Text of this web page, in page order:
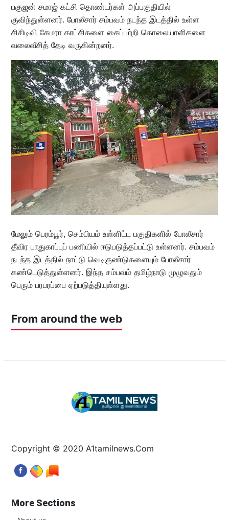
பகுஜன் சமாஜ் கட்சி தொண்டர்கள் அப்பகுதியில்
குவிந்துள்ளனர். போலீசார் சம்பவம் நடந்த இடத்தில் உள்ள
சிசிடிவி கேமரா காட்சிகளை கைப்பற்றி கொலையாளிகளை
வலைவீசித் தேடி வருகின்றனர்.
மேலும் பெரம்பூர், செம்பியம் உள்ளிட்ட பகுதிகளில் போலீசார்
தீவிர பாதுகாப்புப் பணியில் ஈடுபடுத்தப்பட்டு உள்ளனர். சம்பவம்
நடந்த இடத்தில் நாட்டு வெடிகுண்டுகளையும் போலீசார்
கண்டெடுத்துள்ளனர். இந்த சம்பவம் தமிழ்நாடு முழுவதும்
பெரும் பரபரப்பை ஏற்படுத்தியுள்ளது.
From around the web
Copyright © 2020 A1tamilnews.Com
More Sections